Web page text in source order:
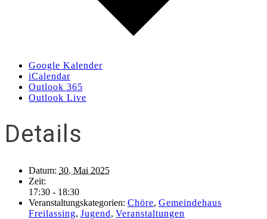
Google Kalender
iCalendar
Outlook 365
Outlook Live
Details
Datum: 30. Mai 2025
Zeit:
17:30 - 18:30
Veranstaltungskategorien: Chöre, Gemeindehaus
Freilassing, Jugend, Veranstaltungen